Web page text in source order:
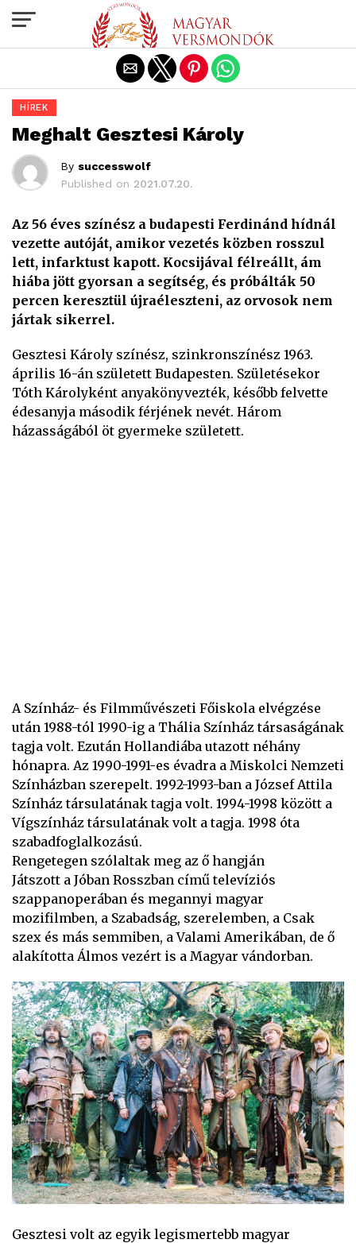
HÍREK
Meghalt Gesztesi Károly
By successwolf
Published on 2021.07.20.
Az 56 éves színész a budapesti Ferdinánd hídnál
vezette autóját, amikor vezetés közben rosszul
lett, infarktust kapott. Kocsijával félreállt, ám
hiába jött gyorsan a segítség, és próbálták 50
percen keresztül újraéleszteni, az orvosok nem
jártak sikerrel.
Gesztesi Károly színész, szinkronszínész 1963.
április 16-án született Budapesten. Születésekor
Tóth Károlyként anyakönyvezték, később felvette
édesanyja második férjének nevét. Három
házasságából öt gyermeke született.
A Színház- és Filmművészeti Főiskola elvégzése
után 1988-tól 1990-ig a Thália Színház társaságának
tagja volt. Ezután Hollandiába utazott néhány
hónapra. Az 1990-1991-es évadra a Miskolci Nemzeti
Színházban szerepelt. 1992-1993-ban a József Attila
Színház társulatának tagja volt. 1994-1998 között a
Vígszínház társulatának volt a tagja. 1998 óta
szabadfoglalkozású.
Rengetegen szólaltak meg az ő hangján
Játszott a Jóban Rosszban című televíziós
szappanoperában és megannyi magyar
mozifilmben, a Szabadság, szerelemben, a Csak
szex és más semmiben, a Valami Amerikában, de ő
alakította Álmos vezért is a Magyar vándorban.
Gesztesi volt az egyik legismertebb magyar
Exit mobile version